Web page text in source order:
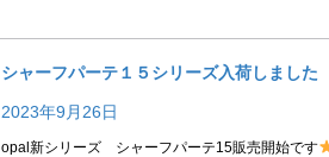
シャーフパーテ１５シリーズ入荷しました
2023年9月26日
opal新シリーズ シャーフパーテ15販売開始です